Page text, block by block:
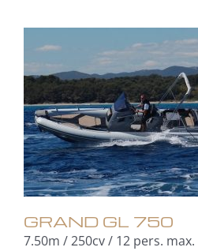
GRAND GL 750
7.50m / 250cv / 12 pers. max.